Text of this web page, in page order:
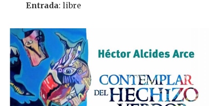
Entrada: libre